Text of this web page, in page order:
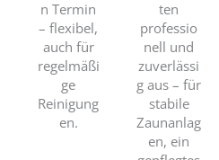
n Termin
– flexibel,
auch für
regelmäßi
ge
Reinigung
en.
ten
professio
nell und
zuverlässi
g aus – für
stabile
Zaunanlag
en, ein